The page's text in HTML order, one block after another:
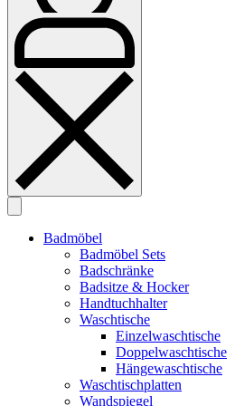
Badmöbel
Badmöbel Sets
Badschränke
Badsitze & Hocker
Handtuchhalter
Waschtische
Einzelwaschtische
Doppelwaschtische
Hängewaschtische
Waschtischplatten
Wandspiegel